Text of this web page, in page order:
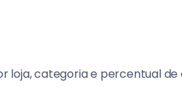
loja, categoria e percentual de